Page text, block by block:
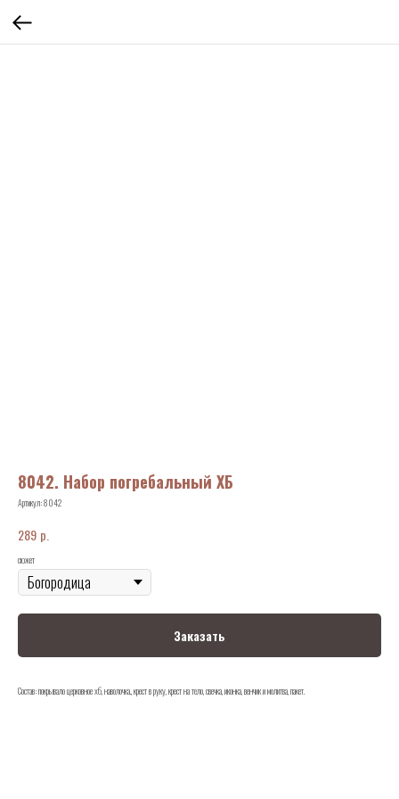
8042. Набор погребальный ХБ
Артикул:8042
289 р.
сюжет
Заказать
Состав: покрывало церковное хб, наволочка., крест в руку, крест на тело, свечка, иконка, венчик и молитва, пакет.